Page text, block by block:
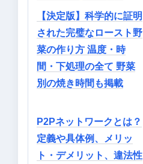
【決定版】科学的に証明
された完璧なロースト野
菜の作り方 温度・時
間・下処理の全て 野菜
別の焼き時間も掲載
P2Pネットワークとは？
定義や具体例、メリッ
ト・デメリット、違法性